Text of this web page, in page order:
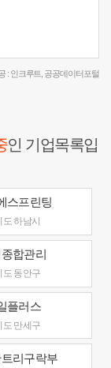
: 인크루트 공공데이터포털
인 기업목록입
스프린팅
도 하남시
합관리
도 동안구
플러스
도 만세구
리구락부